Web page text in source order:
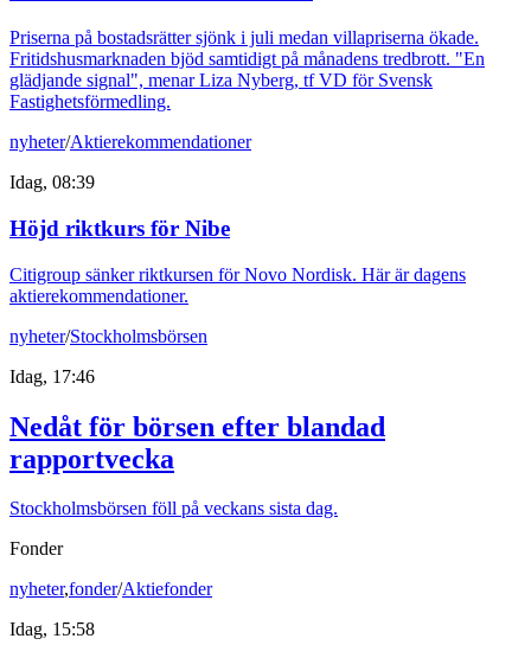
Priserna på bostadsrätter sjönk i juli medan villapriserna ökade.
Fritidshusmarknaden bjöd samtidigt på månadens tredbrott. "En
glädjande signal", menar Liza Nyberg, tf VD för Svensk
Fastighetsförmedling.
nyheter/Aktierekommendationer
Idag, 08:39
Höjd riktkurs för Nibe
Citigroup sänker riktkursen för Novo Nordisk. Här är dagens
aktierekommendationer.
nyheter/Stockholmsbörsen
Idag, 17:46
Nedåt för börsen efter blandad
rapportvecka
Stockholmsbörsen föll på veckans sista dag.
Fonder
nyheter,fonder/Aktiefonder
Idag, 15:58